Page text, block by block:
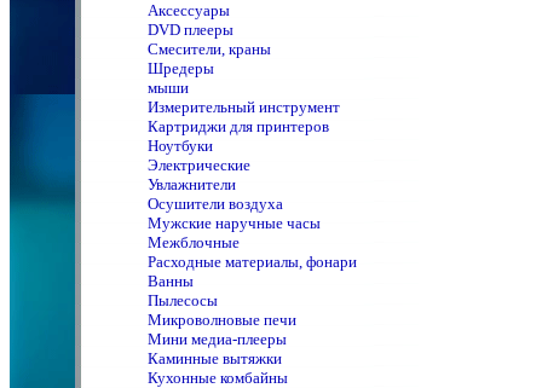
Аксессуары
DVD плееры
Смесители, краны
Шредеры
мыши
Измерительный инструмент
Картриджи для принтеров
Ноутбуки
Электрические
Увлажнители
Осушители воздуха
Мужские наручные часы
Межблочные
Расходные материалы, фонари
Ванны
Пылесосы
Микроволновые печи
Мини медиа-плееры
Каминные вытяжки
Кухонные комбайны